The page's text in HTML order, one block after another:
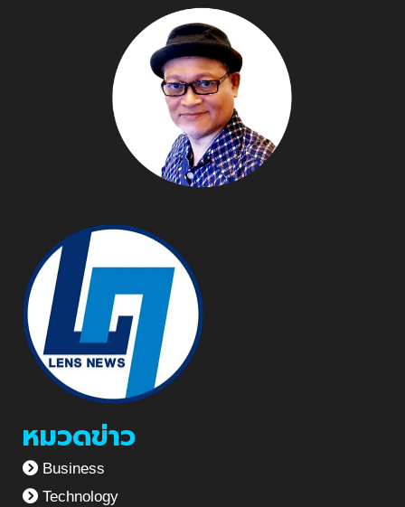
หมวดข่าว
Business
Technology